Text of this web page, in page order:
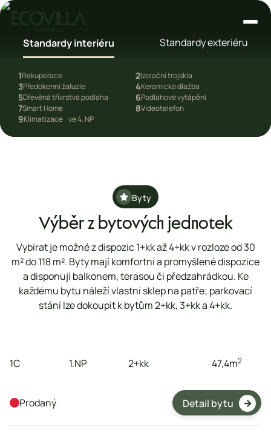
Standardy interiéru Standardy exteriéru
1Rekuperace 2Izolační trojskla
3Předokenní žaluzie 4Keramická dlažba
5Dřevěná třívrstvá podlaha 6Podlahové vytápění
7Smart Home 8Videotelefon
9Klimatizace ve 4. NP
Byty
Výběr z bytových jednotek
Vybírat je možné z dispozic 1+kk až 4+kk v rozloze od 30
m² do 118 m². Byty mají komfortní a promyšlené dispozice
a disponují balkonem, terasou či předzahrádkou. Ke
každému bytu náleží vlastní sklep na patře; parkovací
stání lze dokoupit k bytům 2+kk, 3+kk a 4+kk.
1C 1.NP 2+kk 47,4m2
Detail bytu 
Prodaný